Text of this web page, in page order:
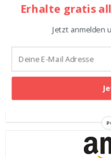
Singles Day Shops
Erhalte gratis
Jetzt anmelden